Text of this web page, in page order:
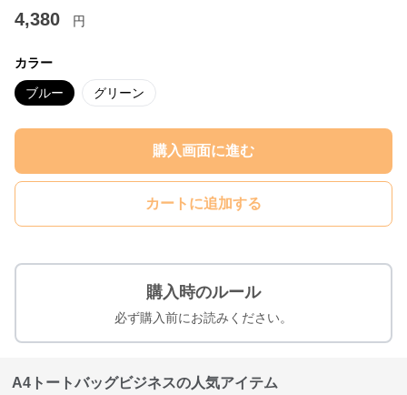
4,380 円
カラー
ブルー グリーン
購入画面に進む
カートに追加する
購入時のルール
必ず購入前にお読みください。
A4トートバッグビジネスの人気アイテム